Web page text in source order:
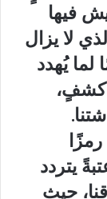
فيها
لا يزال
لما يُهدد
كشفٍ،
يتردد
حيث